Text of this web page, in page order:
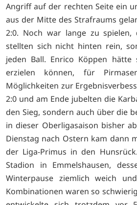
Angriff auf der rechten Seite ein
aus der Mitte des Strafraums
2:0. Noch war lange zu spielen,
stellten sich nicht hinten rein,
jeden Ball. Enrico Köppen
erzielen können, für
Möglichkeiten zur
2:0 und am Ende jubelten die
den Sieg, sondern auch über die
in dieser Oberligasaison bisher
Dienstag nach Ostern kam dann
der Liga-Primus in den
Stadion in Emmelshausen,
Winterpause ziemlich weich
Kombinationen waren so